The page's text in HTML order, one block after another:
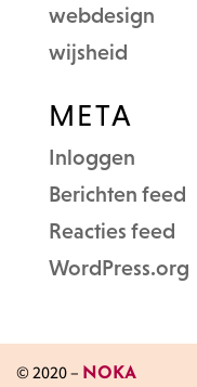
webdesign
wijsheid
META
Inloggen
Berichten feed
Reacties feed
WordPress.org
© 2020 – NOKA